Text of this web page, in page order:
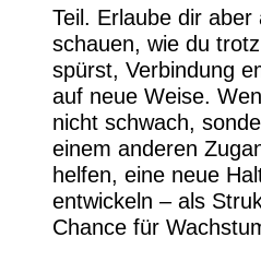
Teil. Erlaube dir
schauen, wie du
spürst, Verbindung
auf neue Weise.
nicht schwach,
einem anderen
helfen, eine neue
entwickeln – als
Chance für